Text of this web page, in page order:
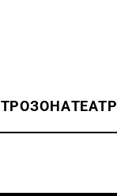
ТЕАТР